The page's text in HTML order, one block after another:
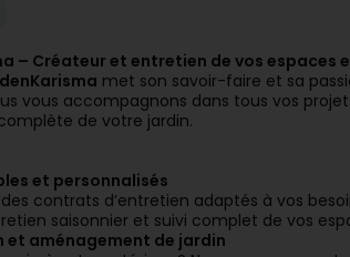
– Créateur et entretien de vos espaces
met son savoir-faire et sa
vous accompagnons dans tous vos
de votre jardin.
et personnalisés
contrats d’entretien adaptés à vos
saisonnier et suivi complet de vos
aménagement de jardin